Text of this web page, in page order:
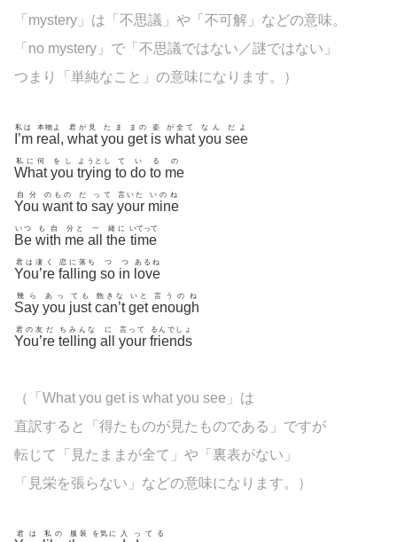
「 mystery」は「不思議」や「不可解」などの意味。
「no mystery」で「不思議ではない／謎ではない」
つまり「単純なこと」の意味になります。）
I’m
私は
real
本物よ
, what
君が見
you
たま
get
まの
is
姿
what
が全て
you
なん
see
だよ
What
私に何
you
をし
trying
ようとし
to
て
do
い
to
る
me
の
You
自分
want
のもの
to
だ
say
って
your
言いた
mine
いのね
Be
いつ
with
も自
me
分と
all
一
the
緒に
time
いてって
You’re
君は凄く
falling
恋に落ち
so
つ
in
つ
love
あるね
Say
幾ら
you
あっ
just
ても
can’t
飽きな
get
いと
enough
言うのね
You’re
君の友だ
telling
ちみんな
all
に
your
言って
friends
るんでしょ
（「What you get is what you see」は
直訳すると「得たものが見たものである」ですが
転じて「見たままが全て」や「裏表がない」
「見栄を張らない」などの意味になります。）
君は 私の 服装 を気に 入 ってる